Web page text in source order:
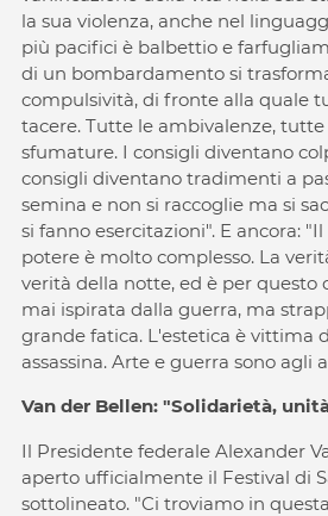
la sua violenza, anche nel
più pacifici è balbettio e
di un bombardamento si
compulsività, di fronte alla quale
tacere. Tutte le ambivalenze,
sfumature. I consigli diventano
consigli diventano tradimenti a
semina e non si raccoglie ma si
si fanno esercitazioni". E ancora:
potere è molto complesso. La
verità della notte, ed è per questo
mai ispirata dalla guerra, ma
grande fatica. L'estetica è vittima
assassina. Arte e guerra sono agli
Van der Bellen: "Solidarietà,
Il Presidente federale Alexander
aperto ufficialmente il Festival di
sottolineato. "Ci troviamo in